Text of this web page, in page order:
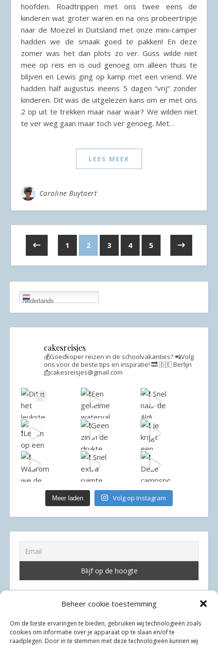
Beheer cookie toestemming
Om de beste ervaringen te bieden, gebruiken wij technologieën zoals
cookies om informatie over je apparaat op te slaan en/of te
raadplegen. Door in te stemmen met deze technologieën kunnen wij
hoofden. Roadtrippen met ons twee eens de
kinderen wat groter waren en na ons probeertripje
naar de Moezel in Duitsland met onze mini-camper
hadden we de smaak goed te pakken! En deze
zomer was het dan plots zo ver. Guss wilde niet
mee op reis en is oud genoeg om alleen thuis te
blijven en Lewis ging op kamp met een vriend. We
hadden half augustus ineens 5 dagen “vrij” zonder
kinderen. Dit was de uitgelezen kans om er met ons
2 op uit te trekken maar naar waar? We wilden niet
te ver weg gaan maar toch ver genoeg. Met…
LEES MEER
Caroline Buytaert
1 2 3 4 5
Nederlands
cakesreisjes
💰Goedkoper reizen in de schoolvakanties?📲Volg
ons voor de beste tips en inspiratie! 🔜 🇩🇪 Berlijn
📩cakesreisjes@gmail.com
Meer laden Volg op Instagram